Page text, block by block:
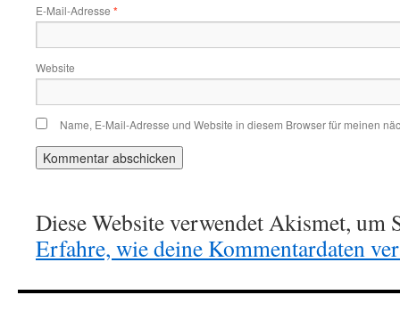
E-Mail-Adresse *
Website
Name, E-Mail-Adresse und Website in diesem Browser für meinen
Diese Website verwendet Akismet, um
Erfahre, wie deine Kommentardaten